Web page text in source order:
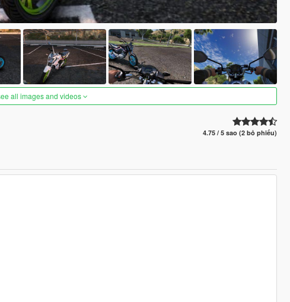
all images and videos
4.75 / 5 sao (2 bỏ phiếu)